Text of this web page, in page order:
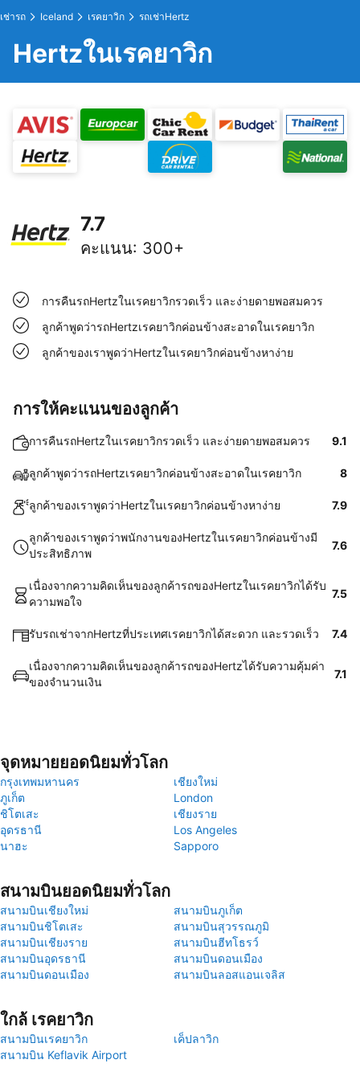
เช่ารถ Iceland เรคยาวิก รถเช่าHertz
Hertzในเรคยาวิก
7.7
คะแนน: 300+
การคืนรถHertzในเรคยาวิกรวดเร็ว และง่ายดายพอสมควร
ลูกค้าพูดว่ารถHertzเรคยาวิกค่อนข้างสะอาดในเรคยาวิก
ลูกค้าของเราพูดว่าHertzในเรคยาวิกค่อนข้างหาง่าย
การให้คะแนนของลูกค้า
การคืนรถHertzในเรคยาวิกรวดเร็ว และง่ายดายพอสมควร 9.1
ลูกค้าพูดว่ารถHertzเรคยาวิกค่อนข้างสะอาดในเรคยาวิก 8
ลูกค้าของเราพูดว่าHertzในเรคยาวิกค่อนข้างหาง่าย 7.9
ลูกค้าของเราพูดว่าพนักงานของHertzในเรคยาวิกค่อนข้างมี
ประสิทธิภาพ
7.6
เนื่องจากความคิดเห็นของลูกค้ารถของHertzในเรคยาวิกได้รับ
ความพอใจ
7.5
รับรถเช่าจากHertzที่ประเทศเรคยาวิกได้สะดวก และรวดเร็ว 7.4
เนื่องจากความคิดเห็นของลูกค้ารถของHertzได้รับความคุ้มค่า
ของจำนวนเงิน
7.1
จุดหมายยอดนิยมทั่วโลก
กรุงเทพมหานคร
เชียงใหม่
ภูเก็ต
London
ชิโตเสะ
เชียงราย
อุดรธานี
Los Angeles
นาฮะ
Sapporo
สนามบินยอดนิยมทั่วโลก
สนามบินเชียงใหม่
สนามบินภูเก็ต
สนามบินชิโตเสะ
สนามบินสุวรรณภูมิ
สนามบินเชียงราย
สนามบินฮีทโธรว์
สนามบินอุดรธานี
สนามบินดอนเมือง
สนามบินดอนเมือง
สนามบินลอสแอนเจลิส
ใกล้ เรคยาวิก
สนามบินเรคยาวิก
เค็ปลาวิก
สนามบิน Keflavik Airport